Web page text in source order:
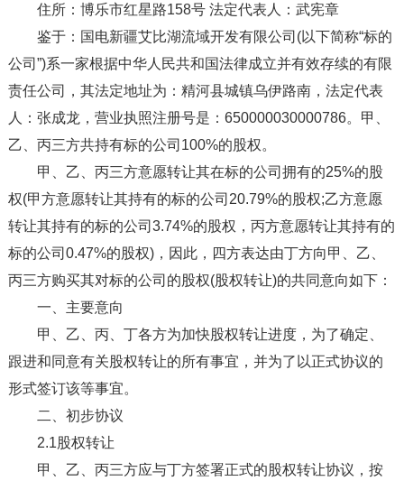
住所：博乐市红星路158号 法定代表人：武宪章
鉴于：国电新疆艾比湖流域开发有限公司(以下简称“标的
公司”)系一家根据中华人民共和国法律成立并有效存续的有限
责任公司，其法定地址为：精河县城镇乌伊路南，法定代表
人：张成龙，营业执照注册号是：650000030000786。甲、
乙、丙三方共持有标的公司100%的股权。
甲、乙、丙三方意愿转让其在标的公司拥有的25%的股
权(甲方意愿转让其持有的标的公司20.79%的股权;乙方意愿
转让其持有的标的公司3.74%的股权，丙方意愿转让其持有的
标的公司0.47%的股权)，因此，四方表达由丁方向甲、乙、
丙三方购买其对标的公司的股权(股权转让)的共同意向如下：
一、主要意向
甲、乙、丙、丁各方为加快股权转让进度，为了确定、
跟进和同意有关股权转让的所有事宜，并为了以正式协议的
形式签订该等事宜。
二、初步协议
2.1股权转让
甲、乙、丙三方应与丁方签署正式的股权转让协议，按